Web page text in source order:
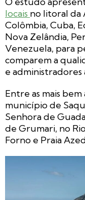
locais no litoral da
Colômbia, Cuba,
Nova Zelândia,
Venezuela, para
comparem a
e administradores
Entre as mais
município de
Senhora de
de Grumari, no
Forno e Praia